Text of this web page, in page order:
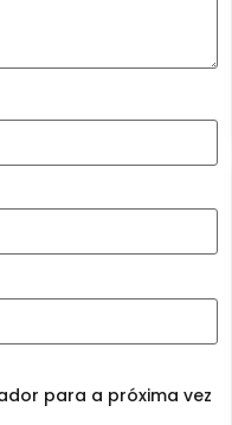
para a próxima vez